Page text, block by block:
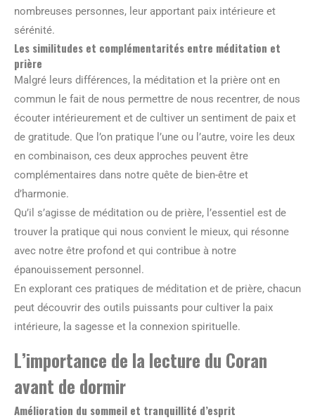
nombreuses personnes, leur apportant paix intérieure et
sérénité.
Les similitudes et complémentarités entre méditation et
prière
Malgré leurs différences, la méditation et la prière ont en
commun le fait de nous permettre de nous recentrer, de nous
écouter intérieurement et de cultiver un sentiment de paix et
de gratitude. Que l’on pratique l’une ou l’autre, voire les deux
en combinaison, ces deux approches peuvent être
complémentaires dans notre quête de bien-être et
d’harmonie.
Qu’il s’agisse de méditation ou de prière, l’essentiel est de
trouver la pratique qui nous convient le mieux, qui résonne
avec notre être profond et qui contribue à notre
épanouissement personnel.
En explorant ces pratiques de méditation et de prière, chacun
peut découvrir des outils puissants pour cultiver la paix
intérieure, la sagesse et la connexion spirituelle.
L’importance de la lecture du Coran
avant de dormir
Amélioration du sommeil et tranquillité d’esprit